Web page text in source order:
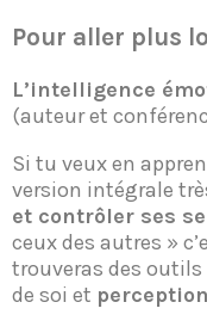
Pour aller plus
L’intelligence
(auteur et
Si tu veux en
version intégrale
et contrôler ses
ceux des autres »
trouveras des
de soi et